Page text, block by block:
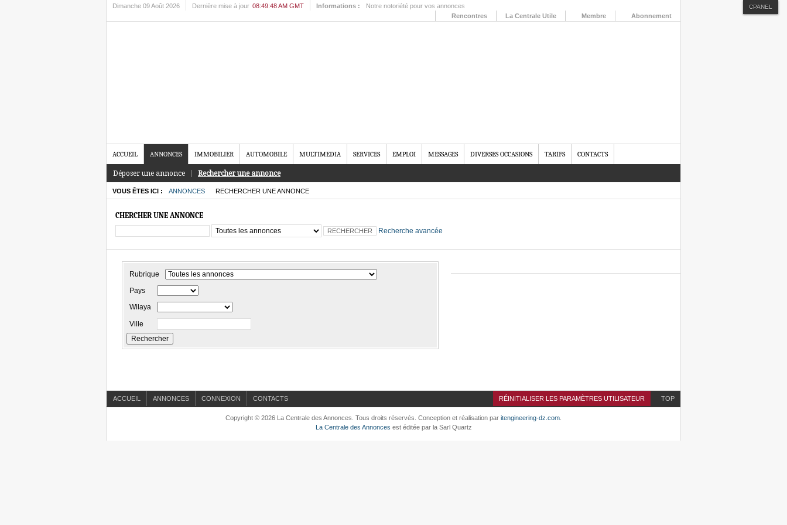
Dimanche 09 Août 2026 Dernière mise à jour 08:49:48 AM GMT Informations :
Notre notoriété pour vos annonces
Rencontres
La Centrale Utile Membre Abonnement
ACCUEIL ANNONCES IMMOBILIER AUTOMOBILE MULTIMEDIA SERVICES EMPLOI MESSAGES DIVERSES OCCASIONS TARIFS CONTACTS
Déposer une annonce Rechercher une annonce
CPANEL
VOUS ÊTES ICI : ANNONCES RECHERCHER UNE ANNONCE
CHERCHER UNE ANNONCE
Recherche avancée
Rubrique
Pays
Wilaya
Ville
ACCUEIL ANNONCES CONNEXION CONTACTS RÉINITIALISER LES PARAMÈTRES UTILISATEUR TOP
Copyright © 2026 La Centrale des Annonces. Tous droits réservés. Conception et réalisation par itengineering-dz.com
La Centrale des Annonces est éditée par la Sarl Quartz